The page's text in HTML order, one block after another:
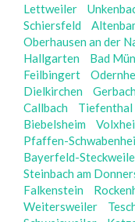
Lettweiler
Schiersfeld
Oberhausen an der
Hallgarten
Bad
Feilbingert
Dielkirchen
Gerbach
Callbach
Tiefenthal
Biebelsheim
Pfaffen-
Bayerfeld-
Steinbach am
Falkenstein
Weitersweiler